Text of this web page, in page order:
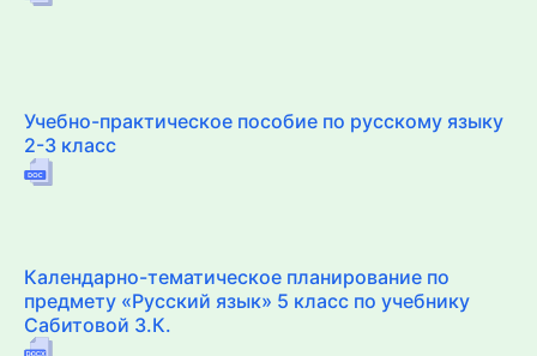
Учебно-практическое пособие по русскому языку
2-3 класс
Календарно-тематическое планирование по
предмету «Русский язык» 5 класс по учебнику
Сабитовой З.К.